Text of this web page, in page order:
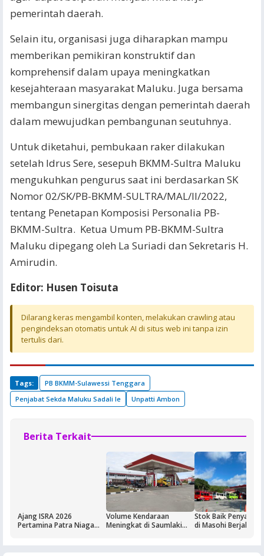
pemerintah daerah.
Selain itu, organisasi juga diharapkan mampu
memberikan pemikiran konstruktif dan
komprehensif dalam upaya meningkatkan
kesejahteraan masyarakat Maluku. Juga bersama
membangun sinergitas dengan pemerintah daerah
dalam mewujudkan pembangunan seutuhnya.
Untuk diketahui, pembukaan raker dilakukan
setelah Idrus Sere, sesepuh BKMM-Sultra Maluku
mengukuhkan pengurus saat ini berdasarkan SK
Nomor 02/SK/PB-BKMM-SULTRA/MAL/II/2022,
tentang Penetapan Komposisi Personalia PB-
BKMM-Sultra. Ketua Umum PB-BKMM-Sultra
Maluku dipegang oleh La Suriadi dan Sekretaris H.
Amirudin.
Editor: Husen Toisuta
Dilarang keras mengambil konten, melakukan crawling atau
pengindeksan otomatis untuk AI di situs web ini tanpa izin
tertulis dari.
Tags:
PB BKMM-Sulawessi Tenggara
Penjabat Sekda Maluku Sadali Ie
Unpatti Ambon
Berita Terkait
Ajang ISRA 2026
Pertamina Patra Niaga
Volume Kendaraan
Meningkat di Saumlaki
Stok Baik
di Masohi Berjalan